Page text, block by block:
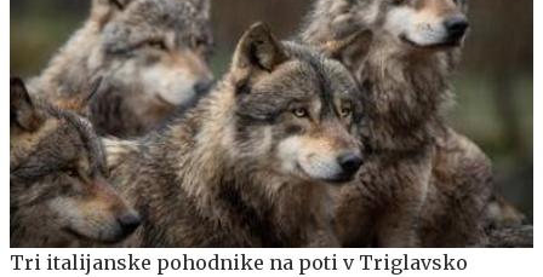
Tri italijanske pohodnike na poti v Triglavsko